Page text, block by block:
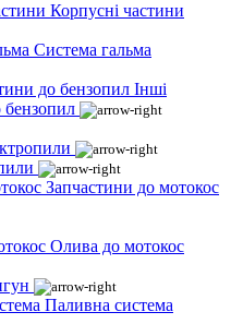
Корпусні частини
Система гальма
Інші
бензопил
Запчастини до мотокос
Олива до мотокос
Паливна система